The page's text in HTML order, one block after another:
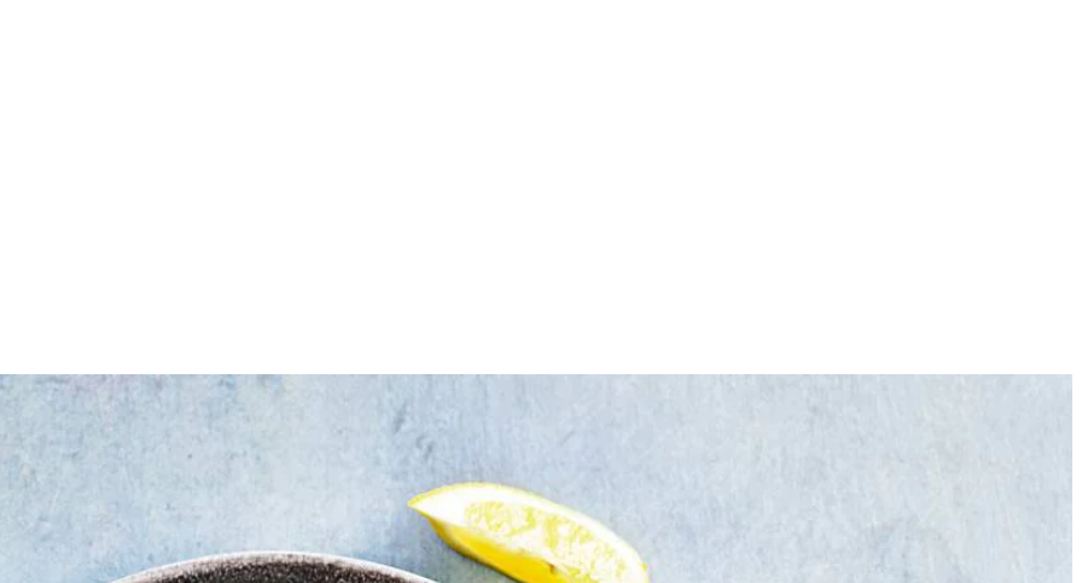
de kaas. Schil de asperges vanaf vlak onder het kopje naar beneden en verwijder de houtachtige onderkant. Snijd er vervolgens
minuut de aspergelinten toe.